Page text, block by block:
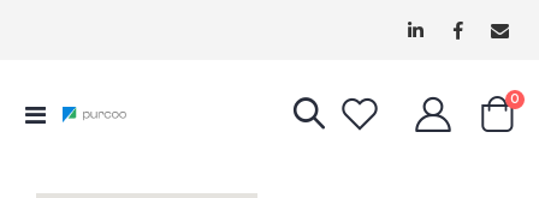
Przełącznik
Cart
0